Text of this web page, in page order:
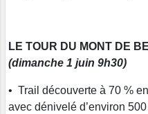
LE TOUR DU MONT DE
(dimanche 1 juin 9h30)
• Trail découverte à 70 %
avec dénivelé d’environ